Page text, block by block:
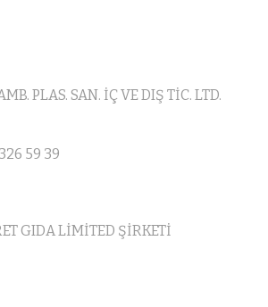
PLAS. SAN. İÇ VE DIŞ TİC. LTD.
59 39
GIDA LİMİTED ŞİRKETİ